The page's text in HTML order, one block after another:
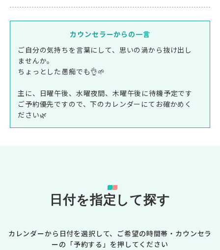
カウンセラーからの一言
ご自分の気持ちを言葉にして、思いの渦から抜け出し
ませんか。
ちょっとした愚痴でも👌🌱
主に、日曜午後、水曜夜間、木曜午後に待機予定です
ご予約優先ですので、下のカレンダーにてお確かめく
ださい🌿
日付を指定して探す
カレンダーから日付を選択して、ご希望の時間帯・カウンセラ
ーの「予約する」を押してください